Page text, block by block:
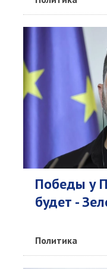
Победы у
будет -
Политика